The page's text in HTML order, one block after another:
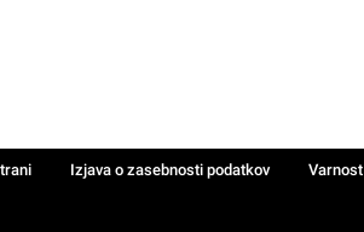
Izjava o zasebnosti podatkov Varnost